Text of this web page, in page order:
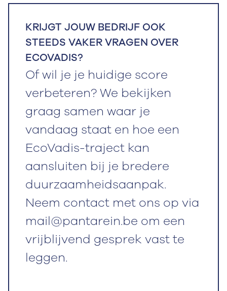
KRIJGT JOUW BEDRIJF OOK
STEEDS VAKER VRAGEN OVER
ECOVADIS?
Of wil je je huidige score
verbeteren? We bekijken
graag samen waar je
vandaag staat en hoe een
EcoVadis-traject kan
aansluiten bij je bredere
duurzaamheidsaanpak.
Neem contact met ons op via
mail@pantarein.be om een
vrijblijvend gesprek vast te
leggen.